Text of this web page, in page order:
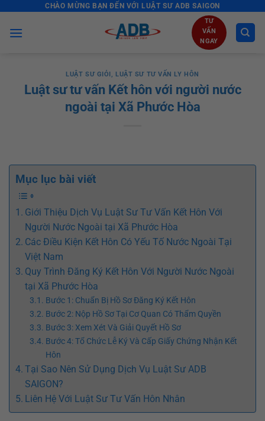
content
CHÀO MỪNG BẠN ĐẾN VỚI LUẬT SƯ ADB SAIGON
TƯ
VẤN
NGAY
LUẬT SƯ GIỎI, LUẬT SƯ TƯ VẤN LY HÔN
Luật sư tư vấn Kết hôn với người nước
ngoài tại Xã Phước Hòa
Mục lục bài viết
Giới Thiệu Dịch Vụ Luật Sư Tư Vấn Kết Hôn Với
Người Nước Ngoài tại Xã Phước Hòa
Các Điều Kiện Kết Hôn Có Yếu Tố Nước Ngoài Tại
Việt Nam
Quy Trình Đăng Ký Kết Hôn Với Người Nước Ngoài
tại Xã Phước Hòa
Bước 1: Chuẩn Bị Hồ Sơ Đăng Ký Kết Hôn
Bước 2: Nộp Hồ Sơ Tại Cơ Quan Có Thẩm Quyền
Bước 3: Xem Xét Và Giải Quyết Hồ Sơ
Bước 4: Tổ Chức Lễ Ký Và Cấp Giấy Chứng Nhận Kết
Hôn
Tại Sao Nên Sử Dụng Dịch Vụ Luật Sư ADB
SAIGON?
Liên Hệ Với Luật Sư Tư Vấn Hôn Nhân